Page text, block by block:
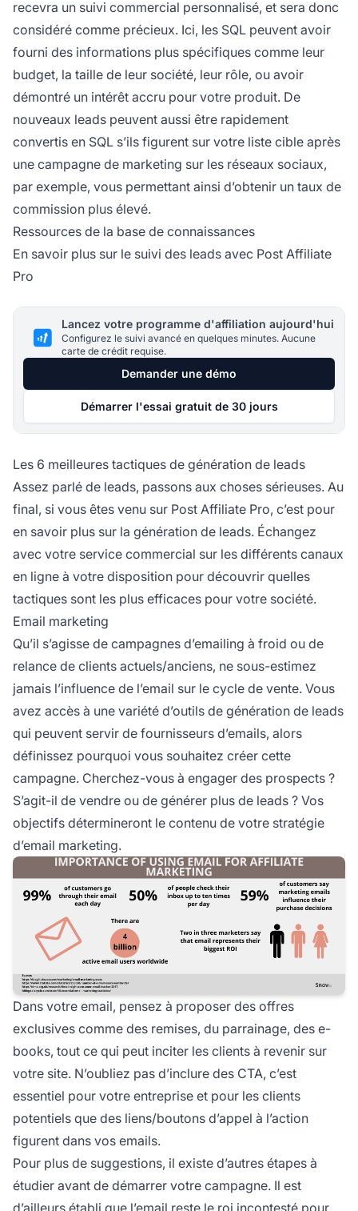
recevra un suivi commercial personnalisé, et sera donc
considéré comme précieux. Ici, les SQL peuvent avoir
fourni des informations plus spécifiques comme leur
budget, la taille de leur société, leur rôle, ou avoir
démontré un intérêt accru pour votre produit. De
nouveaux leads peuvent aussi être rapidement
convertis en SQL s’ils figurent sur votre liste cible après
une campagne de marketing sur les réseaux sociaux,
par exemple, vous permettant ainsi d’obtenir un taux de
commission plus élevé.
Ressources de la base de connaissances
En savoir plus sur le suivi des leads avec Post Affiliate
Pro
Lancez votre programme d'affiliation aujourd'hui
Configurez le suivi avancé en quelques minutes. Aucune
carte de crédit requise.
Demander une démo
Démarrer l'essai gratuit de 30 jours
Les 6 meilleures tactiques de génération de leads
Assez parlé de leads, passons aux choses sérieuses. Au
final, si vous êtes venu sur Post Affiliate Pro, c’est pour
en savoir plus sur la génération de leads. Échangez
avec votre service commercial sur les différents canaux
en ligne à votre disposition pour découvrir quelles
tactiques sont les plus efficaces pour votre société.
Email marketing
Qu’il s’agisse de campagnes d’emailing à froid ou de
relance de clients actuels/anciens, ne sous-estimez
jamais l’influence de l’email sur le cycle de vente. Vous
avez accès à une variété d’outils de génération de leads
qui peuvent servir de fournisseurs d’emails, alors
définissez pourquoi vous souhaitez créer cette
campagne. Cherchez-vous à engager des prospects ?
S’agit-il de vendre ou de générer plus de leads ? Vos
objectifs détermineront le contenu de votre stratégie
d’email marketing.
Dans votre email, pensez à proposer des offres
exclusives comme des remises, du parrainage, des e-
books, tout ce qui peut inciter les clients à revenir sur
votre site. N’oubliez pas d’inclure des CTA, c’est
essentiel pour votre entreprise et pour les clients
potentiels que des liens/boutons d’appel à l’action
figurent dans vos emails.
Pour plus de suggestions, il existe d’autres étapes à
étudier avant de démarrer votre campagne. Il est
d’ailleurs établi que l’email reste le roi incontesté pour